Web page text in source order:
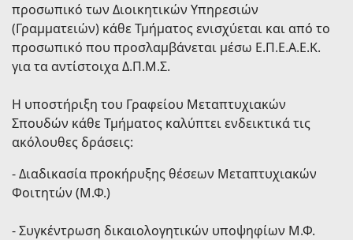
προσωπικό των Διοικητικών Υπηρεσιών
(Γραμματειών) κάθε Τμήματος ενισχύεται και από το
προσωπικό που προσλαμβάνεται μέσω Ε.Π.Ε.Α.Ε.Κ.
για τα αντίστοιχα Δ.Π.Μ.Σ.
Η υποστήριξη του Γραφείου Μεταπτυχιακών
Σπουδών κάθε Τμήματος καλύπτει ενδεικτικά τις
ακόλουθες δράσεις:
- Διαδικασία προκήρυξης θέσεων Μεταπτυχιακών
Φοιτητών (Μ.Φ.)
- Συγκέντρωση δικαιολογητικών υποψηφίων Μ.Φ.